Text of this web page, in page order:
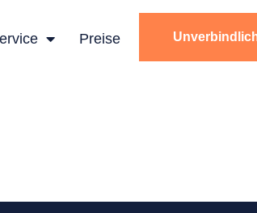
Preise